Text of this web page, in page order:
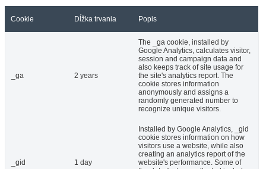
Cookie Dĺžka trvania Popis
_ga 2 years
The _ga cookie, installed by
Google Analytics, calculates visitor,
session and campaign data and
also keeps track of site usage for
the site's analytics report. The
cookie stores information
anonymously and assigns a
randomly generated number to
recognize unique visitors.
_gid 1 day
Installed by Google Analytics, _gid
cookie stores information on how
visitors use a website, while also
creating an analytics report of the
website's performance. Some of